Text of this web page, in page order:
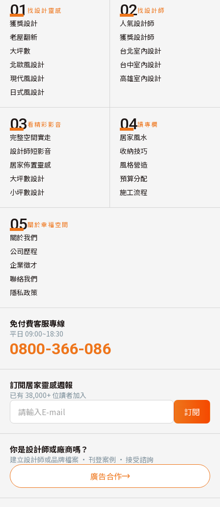
01 找設計靈感
獲獎設計
老屋翻新
大坪數
北歐風設計
現代風設計
日式風設計
02找設計師
人氣設計師
獲獎設計師
台北室內設計
台中室內設計
高雄室內設計
03看精彩影音
完整空間實走
設計師短影音
居家佈置靈感
大坪數設計
小坪數設計
04讀專欄
居家風水
收納技巧
風格營造
預算分配
施工流程
05關於幸福空間
關於我們
公司歷程
企業徵才
聯絡我們
隱私政策
免付費客服專線
平日 09:00~18:30
0800-366-086
訂閱居家靈感週報
已有 38,000+ 位讀者加入
訂閱
你是設計師或廠商嗎？
建立設計師或品牌檔案 · 刊登案例 · 接受諮詢
廣告合作